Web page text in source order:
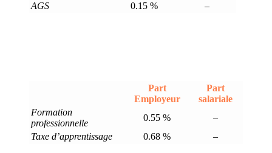
AGS
0.15 % –
Part
Employeur
Part
salariale
Formation
professionnelle
0.55 %
–
Taxe d’apprentissage
0.68 % –